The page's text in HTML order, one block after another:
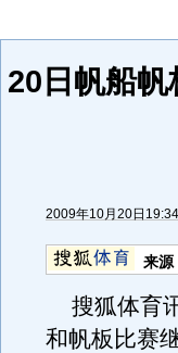
20日帆船
2009年10月20日19:34
来源
搜狐体育
和帆板比赛